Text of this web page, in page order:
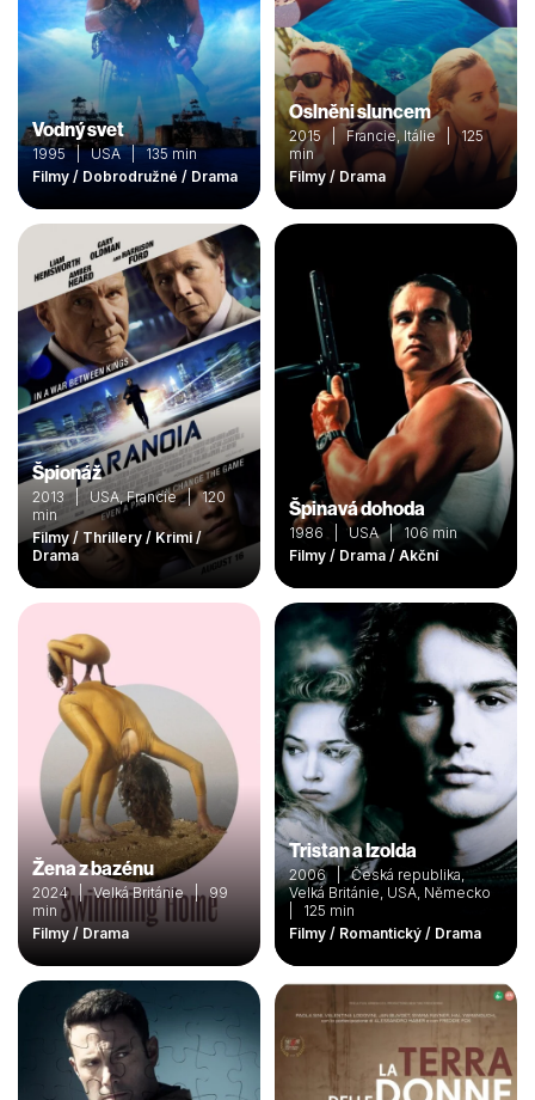
Vodný svet
1995 | USA | 135 min
Filmy / Dobrodružné / Drama
Oslněni sluncem
2015 | Francie, Itálie | 125
min
Filmy / Drama
Špionáž
2013 | USA, Francie | 120
min
Filmy / Thrillery / Krimi /
Drama
Špinavá dohoda
1986 | USA | 106 min
Filmy / Drama / Akční
Žena z bazénu
2024 | Velká Británie | 99
min
Filmy / Drama
Tristan a Izolda
2006 | Česká republika,
Velká Británie, USA, Německo
| 125 min
Filmy / Romantický / Drama